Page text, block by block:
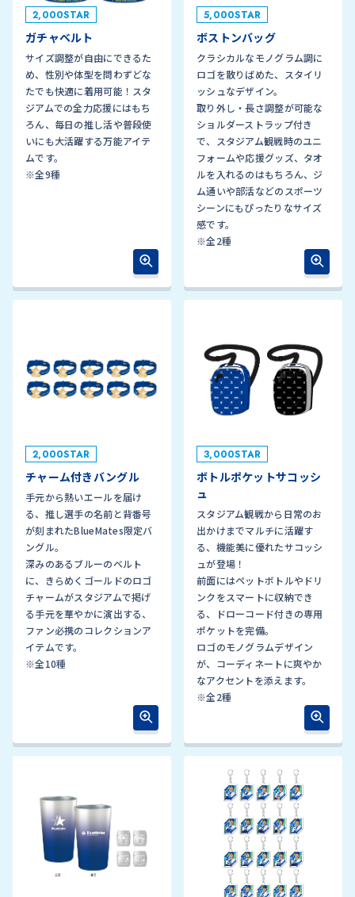
2,000STAR
ガチャベルト
サイズ調整が自由にできるた
め、性別や体型を問わずどな
たでも快適に着用可能！スタ
ジアムでの全力応援にはもち
ろん、毎日の推し活や普段使
いにも大活躍する万能アイテ
ムです。
※全9種
5,000STAR
ボストンバッグ
クラシカルなモノグラム調に
ロゴを散りばめた、スタイリ
ッシュなデザイン。
取り外し・長さ調整が可能な
ショルダーストラップ付き
で、スタジアム観戦時のユニ
フォームや応援グッズ、タオ
ルを入れるのはもちろん、ジ
ム通いや部活などのスポーツ
シーンにもぴったりなサイズ
感です。
※全2種
2,000STAR
チャーム付きバングル
手元から熱いエールを届け
る、推し選手の名前と背番号
が刻まれたBlueMates限定バ
ングル。
深みのあるブルーのベルト
に、きらめくゴールドのロゴ
チャームがスタジアムで掲げ
る手元を華やかに演出する、
ファン必携のコレクションア
イテムです。
※全10種
3,000STAR
ボトルポケットサコッシ
ュ
スタジアム観戦から日常のお
出かけまでマルチに活躍す
る、機能美に優れたサコッシ
ュが登場！
前面にはペットボトルやドリ
ンクをスマートに収納でき
る、ドローコード付きの専用
ポケットを完備。
ロゴのモノグラムデザイン
が、コーディネートに爽やか
なアクセントを添えます。
※全2種